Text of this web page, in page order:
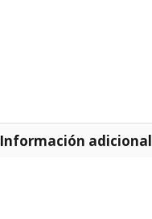
Información adicional